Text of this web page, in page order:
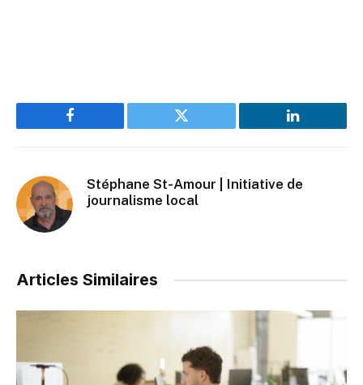
Facebook Twitter LinkedIn
Stéphane St-Amour | Initiative de
journalisme local
Articles Similaires